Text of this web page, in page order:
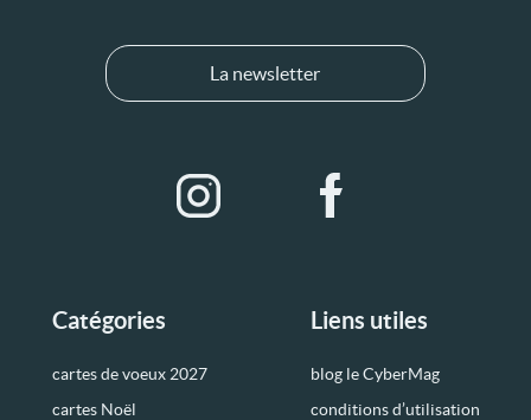
Catégories
cartes de voeux 2027
cartes Noël
Liens utiles
blog le CyberMag
conditions d’utilisation
La newsletter